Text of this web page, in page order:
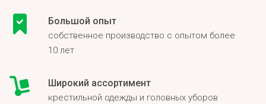
Большой опыт
собственное производство с опытом более
10 лет
Широкий ассортимент
крестильной одежды и головных уборов